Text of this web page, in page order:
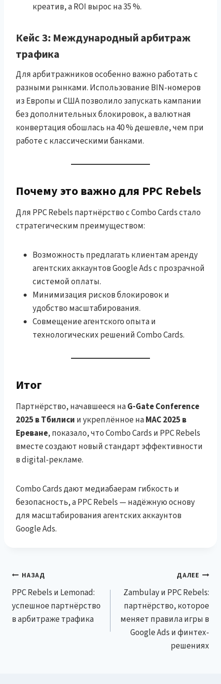
креатив, а ROI вырос на 35 %.
Кейc 3: Международный арбитраж
трафика
Для арбитражников особенно важно работать с
разными рынками. Использование BIN-номеров
из Европы и США позволило запускать кампании
без дополнительных блокировок, а валютная
конвертация обошлась на 40 % дешевле, чем при
работе с классическими банками.
Почему это важно для PPC Rebels
Для PPC Rebels партнёрство с Combo Cards стало
стратегическим преимуществом:
Возможность предлагать клиентам аренду
агентских аккаунтов Google Ads с прозрачной
системой оплаты.
Минимизация рисков блокировок и
удобство масштабирования.
Совмещение агентского опыта и
технологических решений Combo Cards.
Итог
Партнёрство, начавшееся наG-Gate Conference
2025 в Тбилиси и укреплённое наMAC 2025 в
Ереване, показало, что Combo Cards и PPC Rebels
вместе создают новый стандарт эффективности
в digital-рекламе.
Combo Cards дают медиабаерам гибкость и
безопасность, а PPC Rebels — надёжную основу
для масштабирования агентских аккаунтов
Google Ads.
Навигация
по
записям
НАЗАД
PPC Rebels и Lemonad:
успешное партнёрство
в арбитраже трафика
ДАЛЕЕ
Zambulay и PPC Rebels:
партнёрство, которое
меняет правила игры в
Google Ads и финтех-
решениях